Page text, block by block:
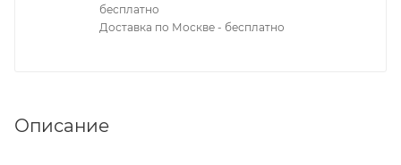
бесплатно
Доставка по Москве - бесплатно
Описание